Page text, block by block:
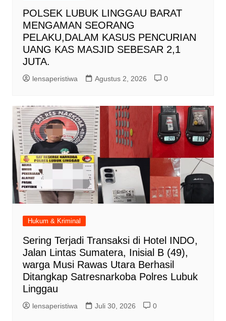
POLSEK LUBUK LINGGAU BARAT
MENGAMAN SEORANG
PELAKU,DALAM KASUS PENCURIAN
UANG KAS MASJID SEBESAR 2,1
JUTA.
lensaperistiwa Agustus 2, 2026 0
Hukum & Kriminal
Sering Terjadi Transaksi di Hotel INDO,
Jalan Lintas Sumatera, Inisial B (49),
warga Musi Rawas Utara Berhasil
Ditangkap Satresnarkoba Polres Lubuk
Linggau
lensaperistiwa Juli 30, 2026 0